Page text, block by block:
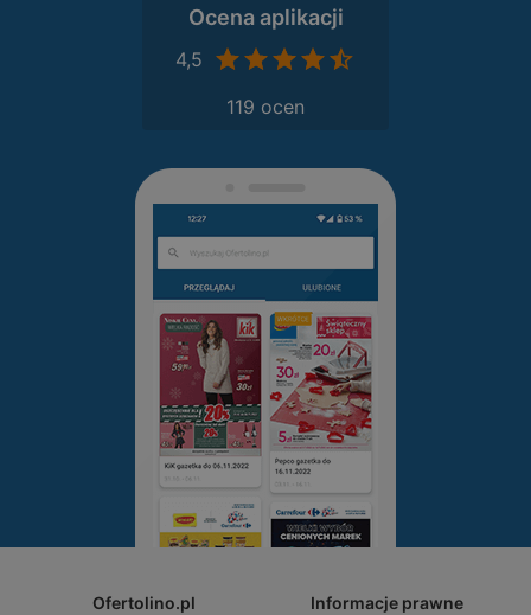
Ocena aplikacji
4,5
119 ocen
Ofertolino.pl Informacje prawne